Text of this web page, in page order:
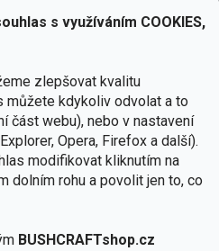
s využíváním COOKIES,
zlepšovat kvalitu
můžete kdykoliv odvolat a to
část webu), nebo v nastavení
Opera, Firefox a další).
modifikovat kliknutím na
dolním rohu a povolit jen to, co
BUSHCRAFTshop.cz
údajů